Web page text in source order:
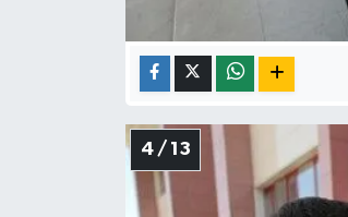
4 / 13